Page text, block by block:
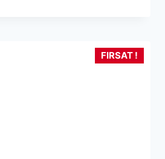
10,499.90₺.
FIRSAT !